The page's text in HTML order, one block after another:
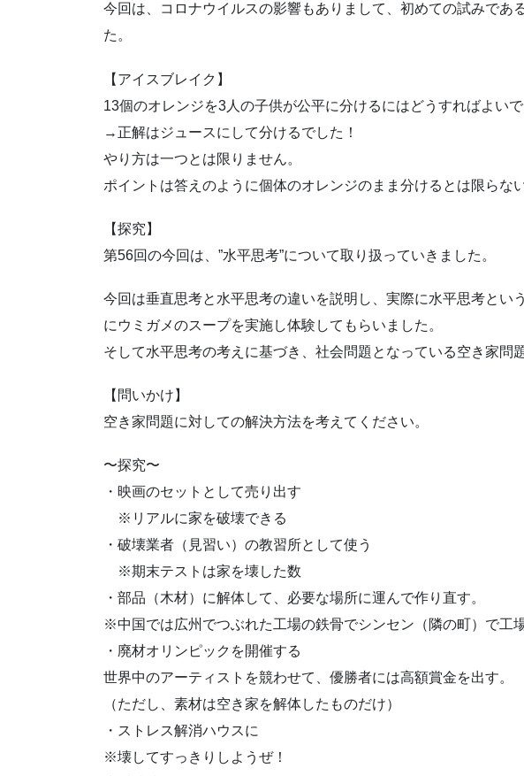
今回は、コロナウイルスの影響もありまして、初めての試みであ
た。
【アイスブレイク】
13個のオレンジを3人の子供が公平に分けるにはどうすればよい
→正解はジュースにして分けるでした！
やり方は一つとは限りません。
ポイントは答えのように個体のオレンジのまま分けるとは限らな
【探究】
第56回の今回は、”水平思考”について取り扱っていきました。
今回は垂直思考と水平思考の違いを説明し、実際に水平思考とい
にウミガメのスープを実施し体験してもらいました。
そして水平思考の考えに基づき、社会問題となっている空き家問
【問いかけ】
空き家問題に対しての解決方法を考えてください。
〜探究〜
・映画のセットとして売り出す
※リアルに家を破壊できる
・破壊業者（見習い）の教習所として使う
※期末テストは家を壊した数
・部品（木材）に解体して、必要な場所に運んで作り直す。
※中国では広州でつぶれた工場の鉄骨でシンセン（隣の町）で工
・廃材オリンピックを開催する
世界中のアーティストを競わせて、優勝者には高額賞金を出す。
（ただし、素材は空き家を解体したものだけ）
・ストレス解消ハウスに
※壊してすっきりしようぜ！